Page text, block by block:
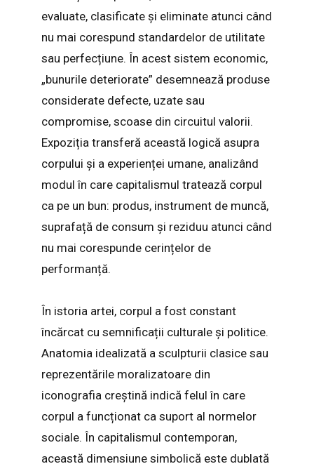
evaluate, clasificate și eliminate atunci când
nu mai corespund standardelor de utilitate
sau perfecțiune. În acest sistem economic,
„bunurile deteriorate” desemnează produse
considerate defecte, uzate sau
compromise, scoase din circuitul valorii.
Expoziția transferă această logică asupra
corpului și a experienței umane, analizând
modul în care capitalismul tratează corpul
ca pe un bun: produs, instrument de muncă,
suprafață de consum și reziduu atunci când
nu mai corespunde cerințelor de
performanță.
În istoria artei, corpul a fost constant
încărcat cu semnificații culturale și politice.
Anatomia idealizată a sculpturii clasice sau
reprezentările moralizatoare din
iconografia creștină indică felul în care
corpul a funcționat ca suport al normelor
sociale. În capitalismul contemporan,
această dimensiune simbolică este dublată